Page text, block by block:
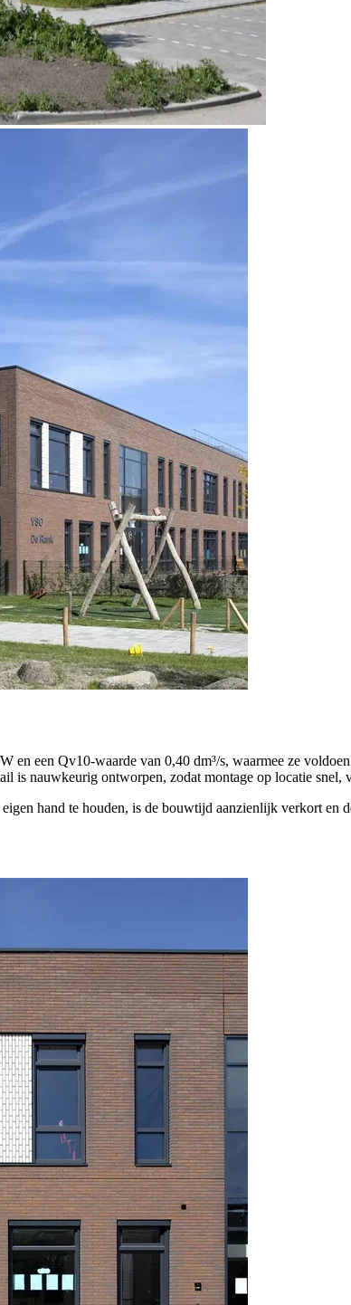
en een Qv10-waarde van 0,40 dm³/s, waarmee ze
is nauwkeurig ontworpen, zodat montage op locatie snel,
hand te houden, is de bouwtijd aanzienlijk verkort en